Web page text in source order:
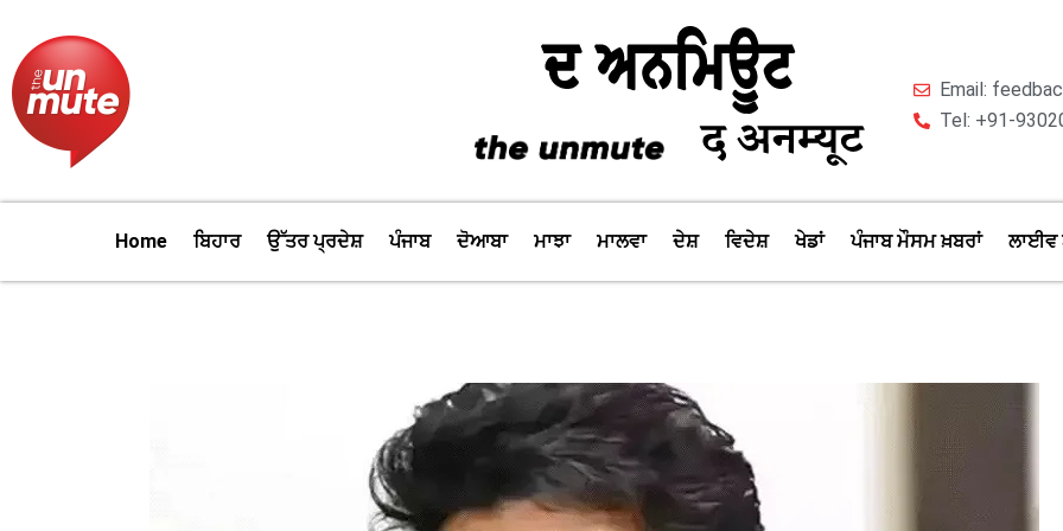
content
Email:
Tel: +91-
Home ਬਿਹਾਰ ਉੱਤਰ ਪ੍ਰਦੇਸ਼ ਪੰਜਾਬ ਦੋਆਬਾ ਮਾਝਾ ਮਾਲਵਾ ਦੇਸ਼ ਵਿਦੇਸ਼ ਖੇਡਾਂ ਪੰਜਾਬ ਮੌਸਮ ਖ਼ਬਰਾਂ ਲਾਈਵ